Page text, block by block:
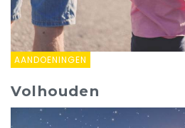
AANDOENINGEN
Volhouden